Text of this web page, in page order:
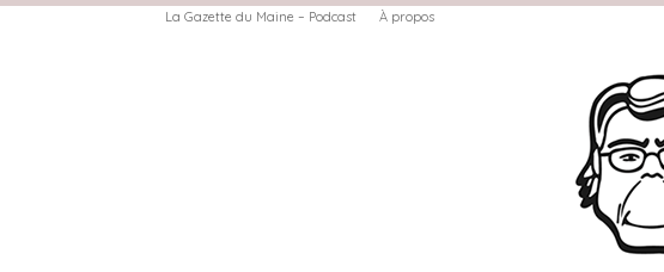
La Gazette du Maine – Podcast À propos